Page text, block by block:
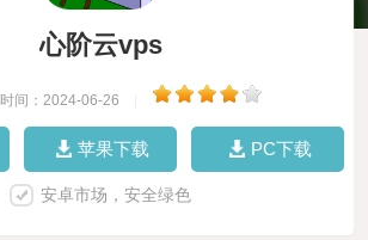
心阶云vps
时间：2024-06-26
苹果下载 PC下载
安卓市场，安全绿色